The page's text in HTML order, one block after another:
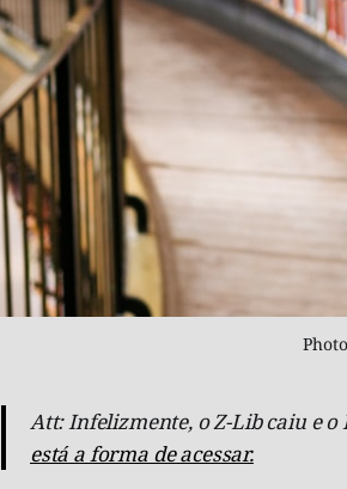
Att: Infelizmente, o Z-Lib caiu e o
está a forma de acessar.